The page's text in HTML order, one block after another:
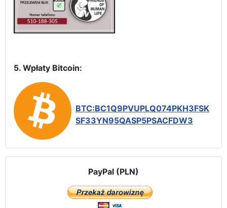
5. Wpłaty Bitcoin:
BTC:BC1Q9PVUPLQ074PKH3FSK
SF33YN95QASP5PSACFDW3
PayPal (PLN)